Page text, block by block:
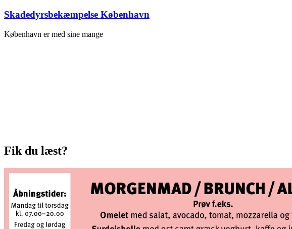
Skadedyrsbekæmpelse København
København er med sine mange
Fik du læst?